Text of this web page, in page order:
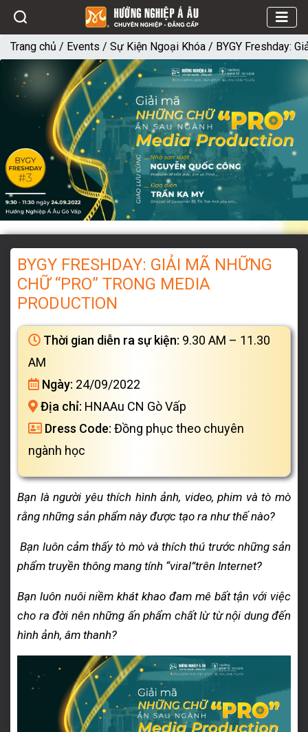
Trang chủ / Events / Sự Kiện Ngoại Khóa / BYGY Freshday:
BYGY FRESHDAY: GIẢI MÃ NHỮNG
CHỮ “PRO” TRONG MEDIA
PRODUCTION
Thời gian diễn ra sự kiện: 9.30 AM – 11.30
AM
Ngày: 24/09/2022
Địa chỉ: HNAAu CN Gò Vấp
Dress Code: Đồng phục theo chuyên
ngành học
Bạn là người yêu thích hình ảnh, video, phim và tò mò
rằng những sản phẩm này được tạo ra như thế nào?
Bạn luôn cảm thấy tò mò và thích thú trước những sản
phẩm truyền thông mang tính “viral”trên Internet?
Bạn luôn nuôi niềm khát khao đam mê bất tận với việc
cho ra đời nên những ấn phẩm chất lừ từ nội dung đến
hình ảnh, âm thanh?